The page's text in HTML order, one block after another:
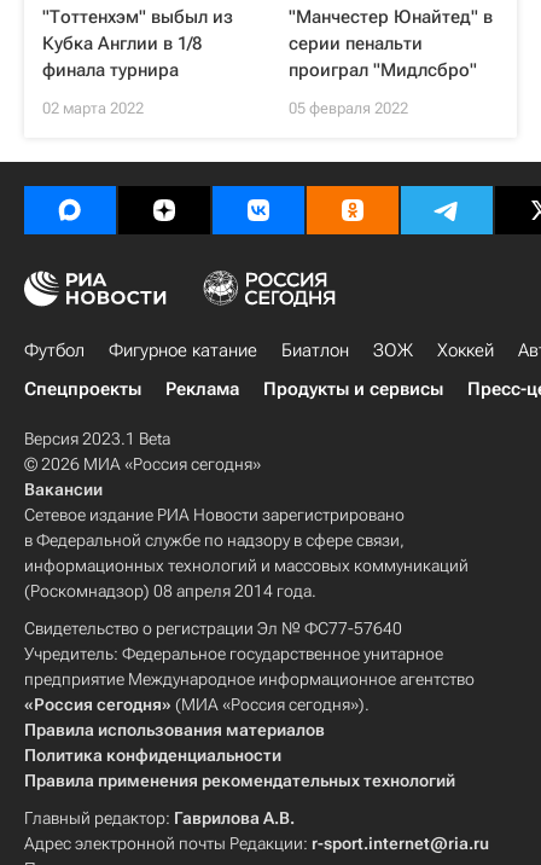
"Тоттенхэм" выбыл из
Кубка Англии в 1/8
финала турнира
02 марта 2022
"Манчестер Юнайтед" в
серии пенальти
проиграл "Мидлсбро"
05 февраля 2022
Футбол Фигурное катание Биатлон ЗОЖ Хоккей
Спецпроекты
Реклама Продукты и сервисы Пресс-
Версия 2023.1 Beta
© 2026 МИА «Россия сегодня»
Вакансии
Сетевое издание РИА Новости зарегистрировано
в Федеральной службе по надзору в сфере связи,
информационных технологий и массовых коммуникаций
(Роскомнадзор) 08 апреля 2014 года.
Свидетельство о регистрации Эл № ФС77-57640
Учредитель: Федеральное государственное унитарное
предприятие Международное информационное агентство
«Россия сегодня» (МИА «Россия сегодня»).
Правила использования материалов
Политика конфиденциальности
Правила применения рекомендательных технологий
Главный редактор: Гаврилова А.В.
Адрес электронной почты Редакции: r-sport.internet@ria.ru